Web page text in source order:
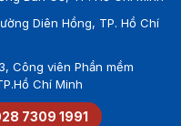
Diên Hồng, TP. Hồ Chí
Công viên Phần mềm
Chí Minh
7309 1991